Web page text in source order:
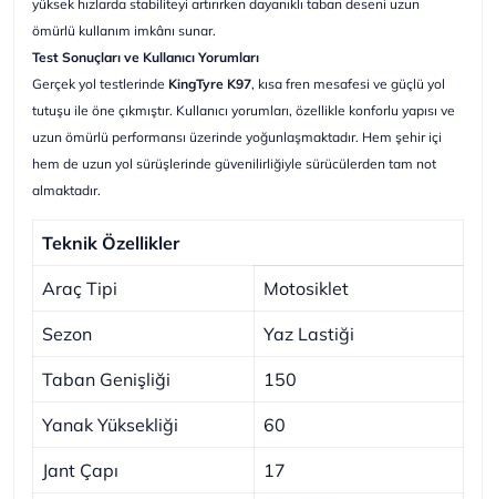
yüksek hızlarda stabiliteyi artırırken dayanıklı taban deseni uzun
ömürlü kullanım imkânı sunar.
Test Sonuçları ve Kullanıcı Yorumları
Gerçek yol testlerinde KingTyre K97, kısa fren mesafesi ve güçlü yol
tutuşu ile öne çıkmıştır. Kullanıcı yorumları, özellikle konforlu yapısı ve
uzun ömürlü performansı üzerinde yoğunlaşmaktadır. Hem şehir içi
hem de uzun yol sürüşlerinde güvenilirliğiyle sürücülerden tam not
almaktadır.
Teknik Özellikler
Araç Tipi Motosiklet
Sezon Yaz Lastiği
Taban Genişliği 150
Yanak Yüksekliği 60
Jant Çapı 17